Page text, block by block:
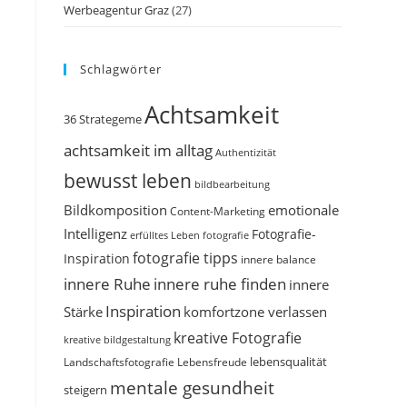
Werbeagentur Graz(27)
Schlagwörter
36 StrategemeAchtsamkeit
achtsamkeit im alltag Authentizität
bewusst leben bildbearbeitung
Bildkomposition Content-Marketingemotionale
Intelligenz erfülltes Leben fotografie Fotografie-
Inspiration fotografie tipps innere balance
innere Ruhe innere ruhe finden innere
Stärke Inspiration komfortzone verlassen
kreative bildgestaltung kreative Fotografie
Landschaftsfotografie Lebensfreude lebensqualität
steigern mentale gesundheit